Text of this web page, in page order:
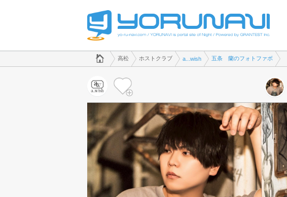
でホストクラブのことなら、ホストクラブ a...wish([kana])
香川県版
高松 ホストクラブ a...wish 五条 蘭のフォトファボ